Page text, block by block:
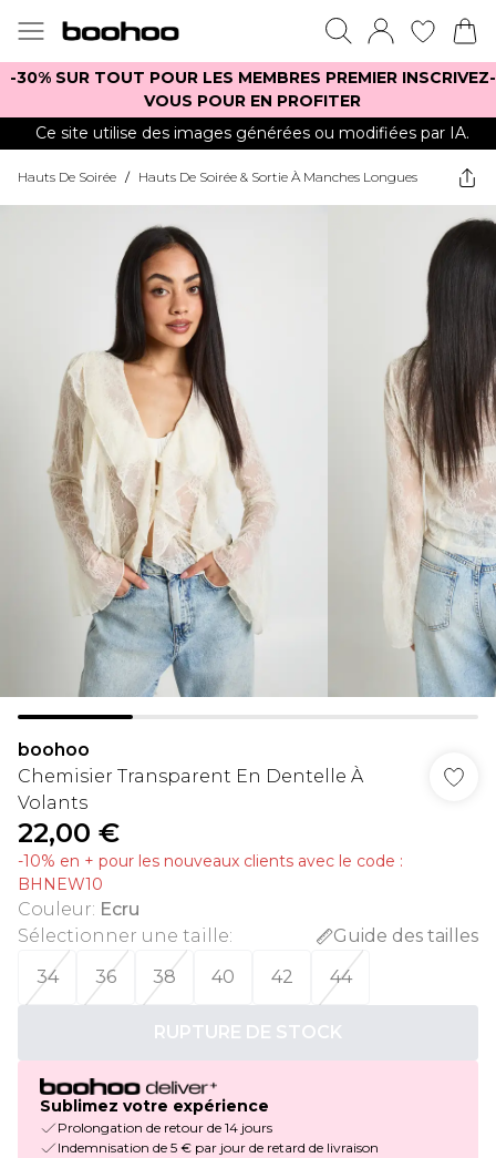
-30% SUR TOUT POUR LES MEMBRES PREMIER INSCRIVEZ-
VOUS POUR EN PROFITER
Ce site utilise des images générées ou modifiées par IA.
Hauts De Soirée / Hauts De Soirée & Sortie À Manches Longues
boohoo
Chemisier Transparent En Dentelle À
Volants
22,00 €
-10% en + pour les nouveaux clients avec le code :
BHNEW10
Couleur: Ecru
Sélectionner une taille:
Guide des tailles
34
36 38 40 42 44
RUPTURE DE STOCK
Sublimez votre expérience
Prolongation de retour de 14 jours
Indemnisation de 5 € par jour de retard de livraison